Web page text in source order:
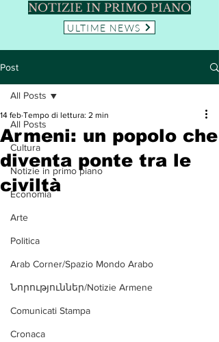
NOTIZIE IN PRIMO PIANO
ULTIME NEWS
Post
All Posts
Cultura
Notizie in primo piano
Economia
Arte
Politica
Arab Corner/Spazio Mondo Arabo
Նորություններ/Notizie Armene
Comunicati Stampa
Cronaca
All Posts
Armeni: un popolo che
diventa ponte tra le
civiltà
14 feb Tempo di lettura: 2 min